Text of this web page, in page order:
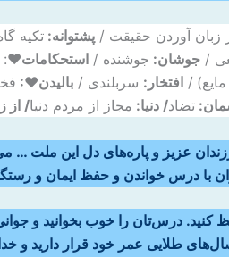
زبان آوردن حقیقت / پشتوانه: تکیه
/ جوشان: جوشنده / استحکامات♥
/ افتخار: سربلندی / بالیدن♥:
تضاد/ دنیا: مجاز از مردم دنیا/ از
عزیز و پاره‌های دل این ملت
با درس خواندن و حفظ ایمان و
کنید. درس‌تان را خوب بخوانید و
طلایی عمر خود قرار دارید و